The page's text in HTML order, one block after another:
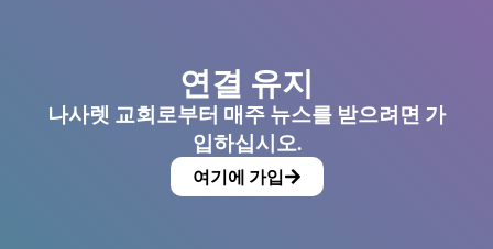
연결 유지
나사렛 교회로부터 매주 뉴스를 받으려면 가
입하십시오.
여기에 가입